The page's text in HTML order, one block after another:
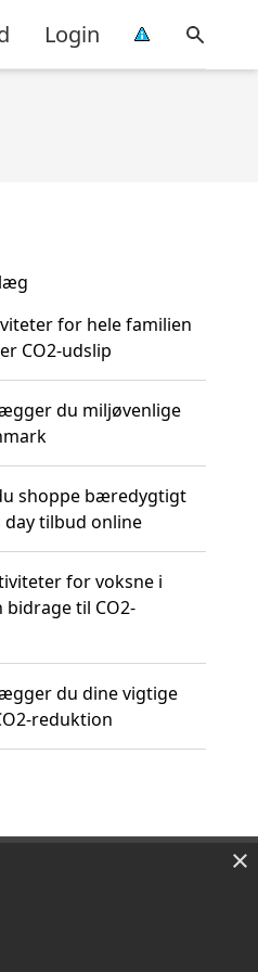
Login
for hele familien
CO2-udslip
du miljøvenlige
shoppe bæredygtigt
day tilbud online
for voksne i
til CO2-
du dine vigtige
reduktion
×